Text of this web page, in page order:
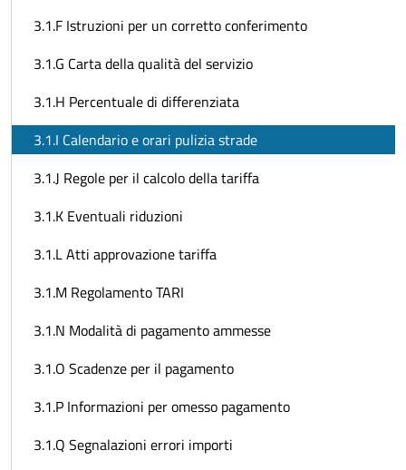
3.1.F Istruzioni per un corretto conferimento
3.1.G Carta della qualità del servizio
3.1.H Percentuale di differenziata
3.1.I Calendario e orari pulizia strade
3.1.J Regole per il calcolo della tariffa
3.1.K Eventuali riduzioni
3.1.L Atti approvazione tariffa
3.1.M Regolamento TARI
3.1.N Modalità di pagamento ammesse
3.1.O Scadenze per il pagamento
3.1.P Informazioni per omesso pagamento
3.1.Q Segnalazioni errori importi